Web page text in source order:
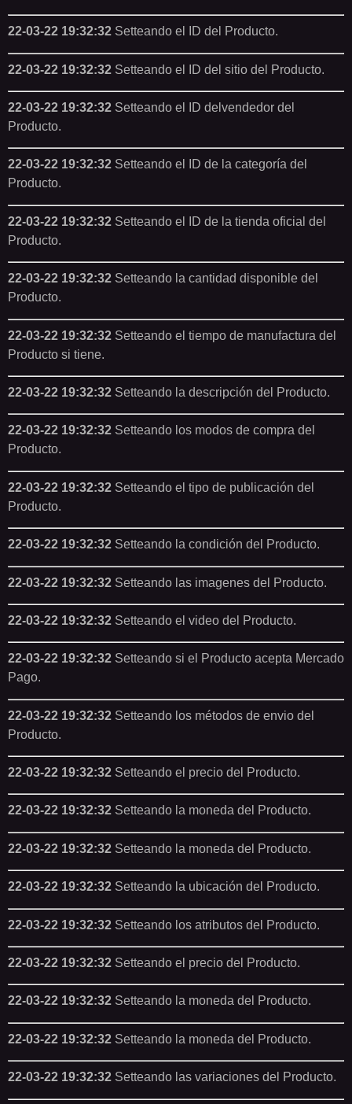
22-03-22 19:32:32 Setteando el ID del Producto.
22-03-22 19:32:32 Setteando el ID del sitio del Producto.
22-03-22 19:32:32 Setteando el ID delvendedor del
Producto.
22-03-22 19:32:32 Setteando el ID de la categoría del
Producto.
22-03-22 19:32:32 Setteando el ID de la tienda oficial del
Producto.
22-03-22 19:32:32 Setteando la cantidad disponible del
Producto.
22-03-22 19:32:32 Setteando el tiempo de manufactura del
Producto si tiene.
22-03-22 19:32:32 Setteando la descripción del Producto.
22-03-22 19:32:32 Setteando los modos de compra del
Producto.
22-03-22 19:32:32 Setteando el tipo de publicación del
Producto.
22-03-22 19:32:32 Setteando la condición del Producto.
22-03-22 19:32:32 Setteando las imagenes del Producto.
22-03-22 19:32:32 Setteando el video del Producto.
22-03-22 19:32:32 Setteando si el Producto acepta Mercado
Pago.
22-03-22 19:32:32 Setteando los métodos de envio del
Producto.
22-03-22 19:32:32 Setteando el precio del Producto.
22-03-22 19:32:32 Setteando la moneda del Producto.
22-03-22 19:32:32 Setteando la moneda del Producto.
22-03-22 19:32:32 Setteando la ubicación del Producto.
22-03-22 19:32:32 Setteando los atributos del Producto.
22-03-22 19:32:32 Setteando el precio del Producto.
22-03-22 19:32:32 Setteando la moneda del Producto.
22-03-22 19:32:32 Setteando la moneda del Producto.
22-03-22 19:32:32 Setteando las variaciones del Producto.